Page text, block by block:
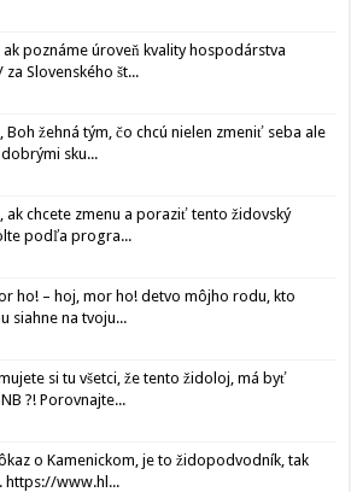
ak poznáme úroveň kvality hospodárstva
Slovenského št...
Boh žehná tým, čo chcú nielen zmeniť seba ale
sku...
ak chcete zmenu a poraziť tento židovský
podľa progra...
ho! – hoj, mor ho! detvo môjho rodu, kto
siahne na tvoju...
si tu všetci, že tento židoloj, má byť
?! Porovnajte...
o Kamenickom, je to židopodvodník, tak
https://www.hl...